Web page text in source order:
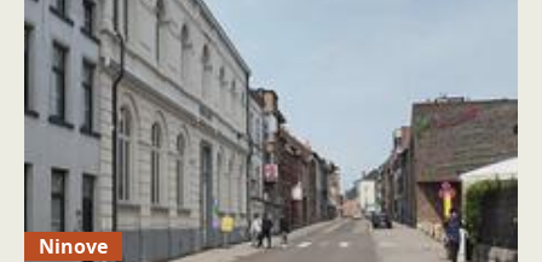
Ninove